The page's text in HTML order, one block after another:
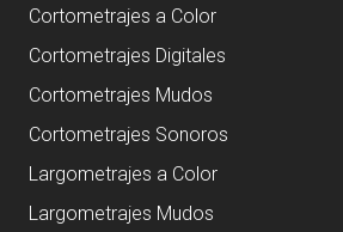
Cortometrajes a Color
Cortometrajes Digitales
Cortometrajes Mudos
Cortometrajes Sonoros
Largometrajes a Color
Largometrajes Mudos